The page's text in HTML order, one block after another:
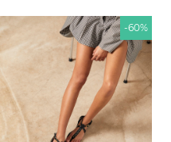
-60%